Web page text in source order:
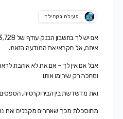
פעילה בקהילה
איתם, אל תקראי את המודעה הזאת.
אבל אם אין לך – אם את לא אוהבת
ומחכה רק שירימו אותו
ואת מדשדשת בין הבירוקרטיה,
מתוסכלת מכך שאחרים מקבלים ואת